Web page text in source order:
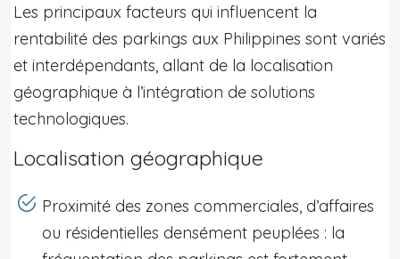
Les principaux facteurs qui influencent la
rentabilité des parkings aux Philippines sont variés
et interdépendants, allant de la localisation
géographique à l’intégration de solutions
technologiques.
Localisation géographique
Proximité des zones commerciales, d’affaires
ou résidentielles densément peuplées : la